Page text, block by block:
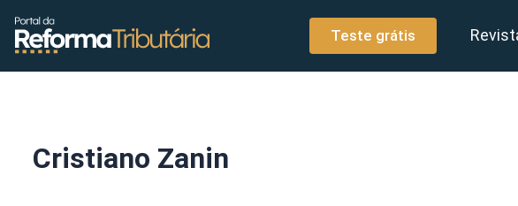
conteúdo
Teste grátis
Cristiano Zanin